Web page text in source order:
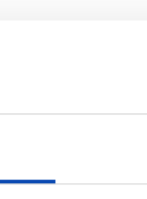
sinulle
sijoitus-